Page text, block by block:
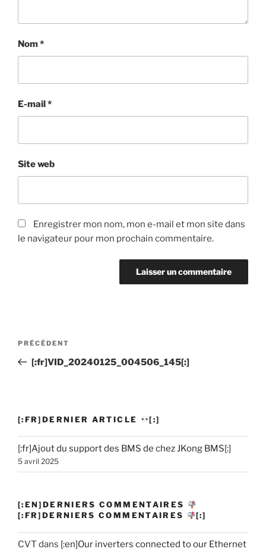
Nom*
E-mail*
Site web
Enregistrer mon nom, mon e-mail et mon site dans
le navigateur pour mon prochain commentaire.
Navigation
l’article
Article
précédent
PRÉCÉDENT
[:fr]VID_20240125_004506_145[:]
[:FR]DERNIER ARTICLE [:]
[:fr]Ajout du support des BMS de chez JKong BMS[:]
5 avril 2025
[:EN]DERNIERS COMMENTAIRES
[:FR]DERNIERS COMMENTAIRES
[:]
CVT dans [:en]Our inverters connected to our Ethernet